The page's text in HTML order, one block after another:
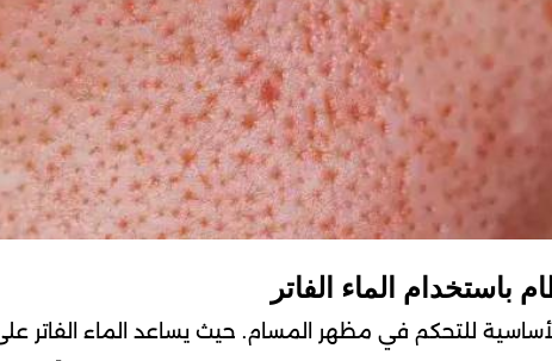
للتحكم في مظهر المسام. حيث يساعد الماء الفاتر على